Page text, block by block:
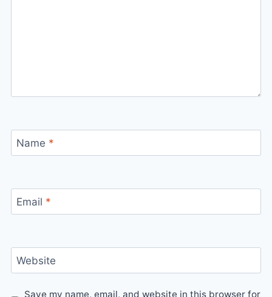
Name *
Email *
Website
Save my name, email, and website in this browser for